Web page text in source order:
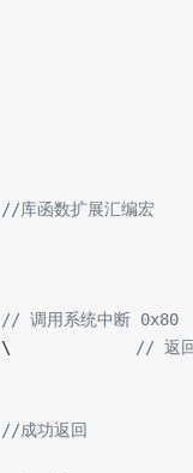
//库函数扩展汇编宏
// 调用系统中断 0x80
\ // 返
//成功返回